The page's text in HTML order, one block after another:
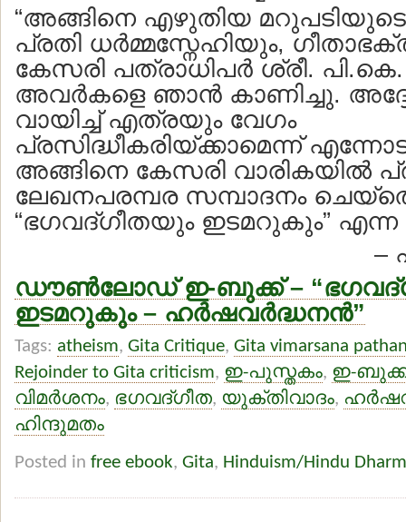
“അങ്ങിനെ എഴുതിയ
പ്രതി ധര്‍മ്മസ്നേഹിയും,
കേസരി പത്രാധിപര്‍ ശ്രീ.
അവര്‍കളെ ഞാന്‍ കാണിച്ചു.
വായിച്ച് എത്രയും വേഗം
പ്രസിദ്ധീകരിയ്ക്കാമെന്ന്
അങ്ങിനെ കേസരി വാരികയില്‍
ലേഖനപരമ്പര സമ്പാദനം
“ഭഗവദ്ഗീതയും ഇടമറുകും”
–
ഡൗണ്‍ലോഡ് ഇ-ബുക്ക് –
ഇടമറുകും – ഹര്‍ഷവര്‍ദ്ധനന്‍”
Tags: atheism, Gita Critique, Gita vimarsana
Rejoinder to Gita criticism, ഇ-പുസ്തകം, ഇ-
വിമര്‍ശനം, ഭഗവദ്ഗീത, യുക്തിവാദം,
ഹിന്ദുമതം
Posted in free ebook, Gita, Hinduism/Hindu